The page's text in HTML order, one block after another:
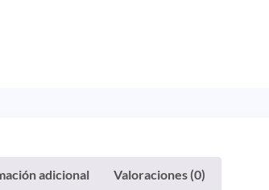
adicional Valoraciones (0)